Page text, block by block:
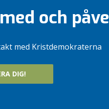
och
med Kristdemokraterna
DIG!